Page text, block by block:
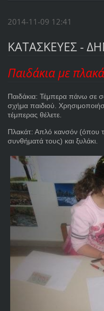
2014-11-09 12:41
ΚΑΤΑΣΚΕΥΕΣ -
Παιδάκια με
Παιδάκια: Τέμπερα πάνω σε
σχήμα παιδιού.
τέμπερας θέλετε.
Πλακάτ: Απλό κανσόν (όπου
συνθήματά τους) και ξυλάκι.